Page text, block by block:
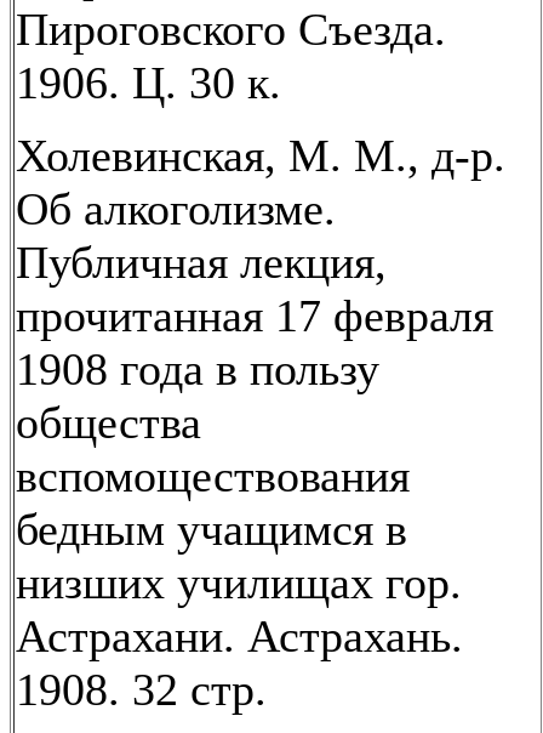
Пироговского Съезда.
1906. Ц. 30 к.
Холевинская, М. М., д-р.
Об алкоголизме.
Публичная лекция,
прочитанная 17 февраля
1908 года в пользу
общества
вспомоществования
бедным учащимся в
низших училищах гор.
Астрахани. Астрахань.
1908. 32 стр.